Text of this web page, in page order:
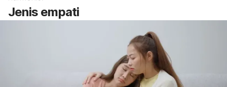
Jenis empati